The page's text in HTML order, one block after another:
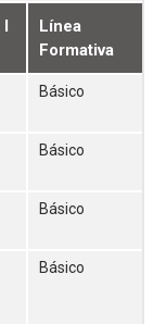
Línea
Formativa
Básico
Básico
Básico
Básico